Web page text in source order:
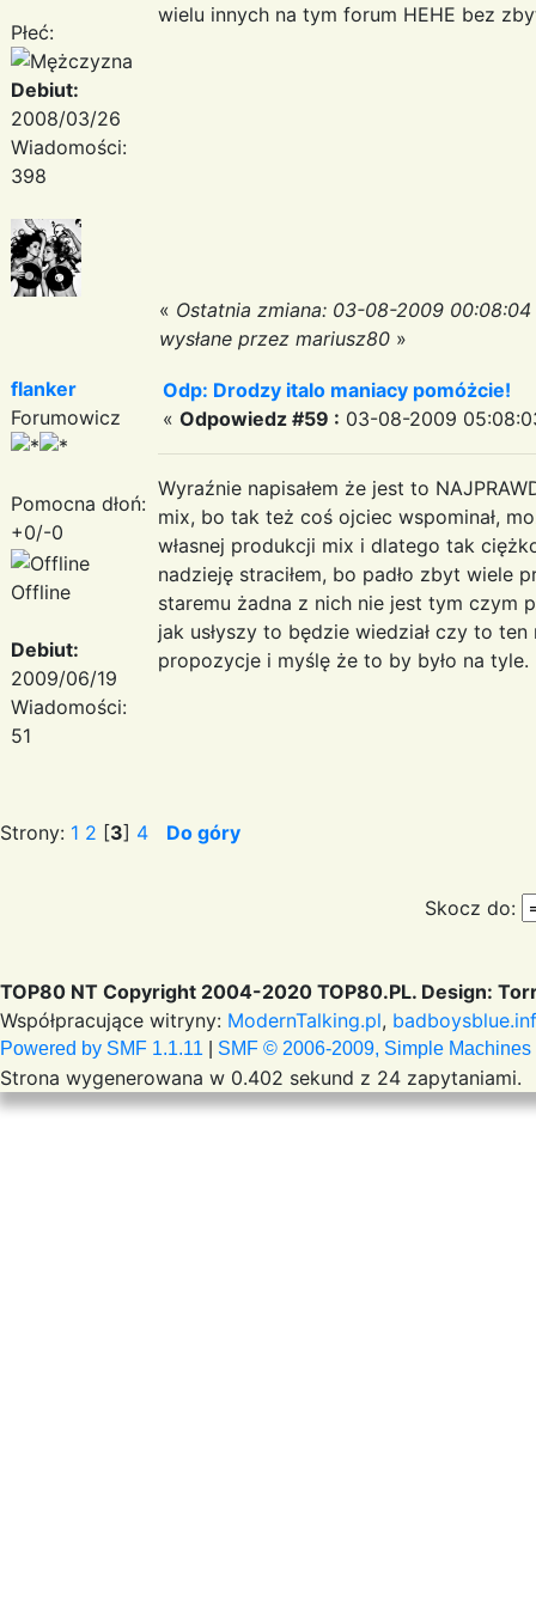
Płeć:
Debiut:
2008/03/26
Wiadomości:
398
wielu innych na tym forum HEHE bez
« Ostatnia zmiana: 03-08-2009 00:08:04
wysłane przez mariusz80 »
flanker
Forumowicz
Pomocna dłoń:
+0/-0
Offline
Debiut:
2009/06/19
Wiadomości:
51
Odp: Drodzy italo maniacy pomóżcie!
« Odpowiedz #59 : 03-08-2009
Wyraźnie napisałem że jest to
mix, bo tak też coś ojciec wspominał,
własnej produkcji mix i dlatego tak
nadzieję straciłem, bo padło zbyt wiele
staremu żadna z nich nie jest tym czym
jak usłyszy to będzie wiedział czy to
propozycje i myślę że to by było na tyle.
Strony: 1 2 [3] 4 Do góry
Skocz do:
TOP80 NT Copyright 2004-2020 TOP80.PL. Design:
Współpracujące witryny: ModernTalking.pl,
Powered by SMF 1.1.11 SMF © 2006-2009, Simple Machines
Strona wygenerowana w 0.402 sekund z 24 zapytaniami.